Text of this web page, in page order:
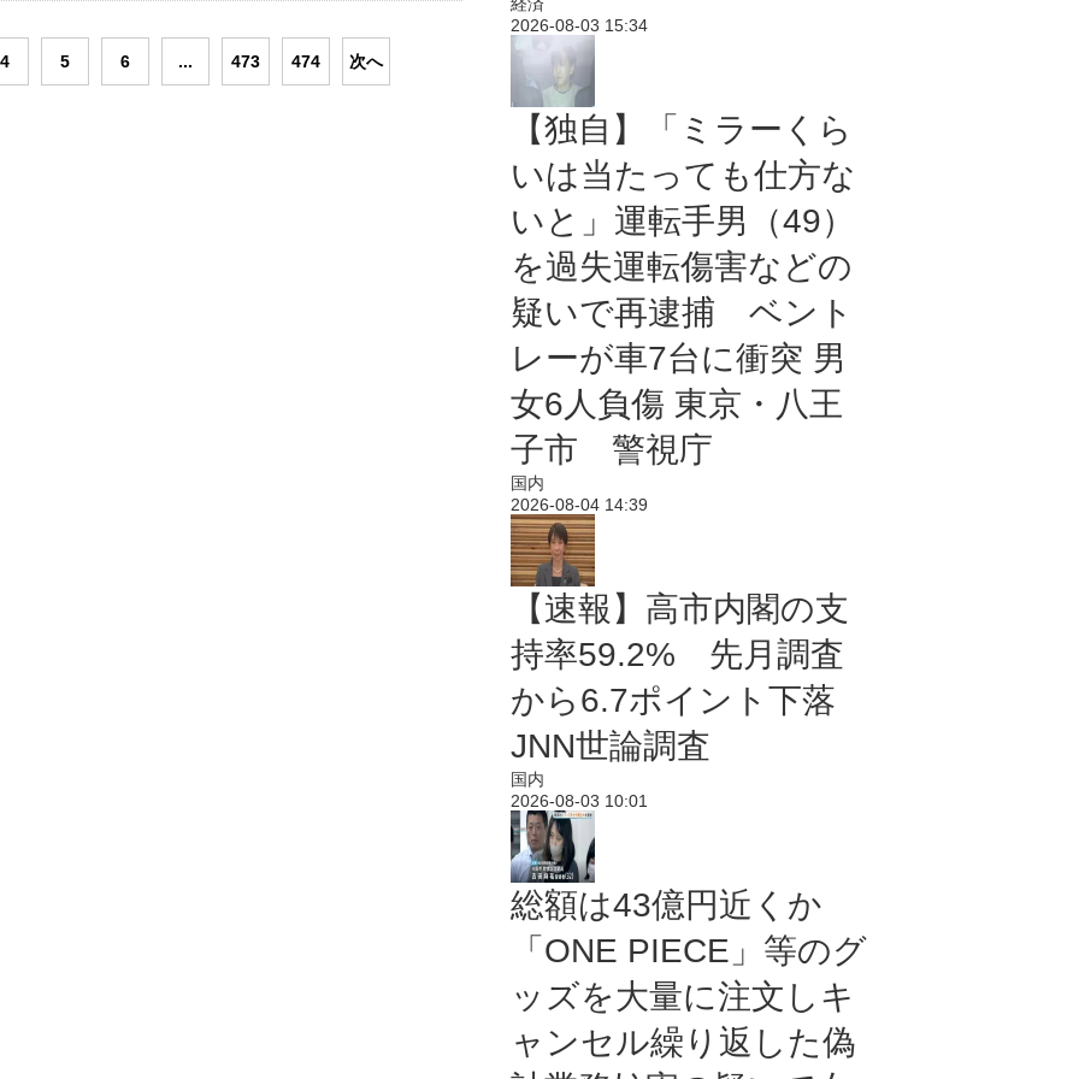
4 5 6 ... 473 474 次へ
2026-08-03 15:34
【独自】「ミラーくら
いは当たっても仕方な
いと」運転手男（49）
を過失運転傷害などの
疑いで再逮捕 ベント
レーが車7台に衝突 男
女6人負傷 東京・八王
子市 警視庁
国内
2026-08-04 14:39
【速報】高市内閣の支
持率59.2% 先月調査
から6.7ポイント下落
JNN世論調査
国内
2026-08-03 10:01
総額は43億円近くか
「ONE PIECE」等のグ
ッズを大量に注文しキ
ャンセル繰り返した偽